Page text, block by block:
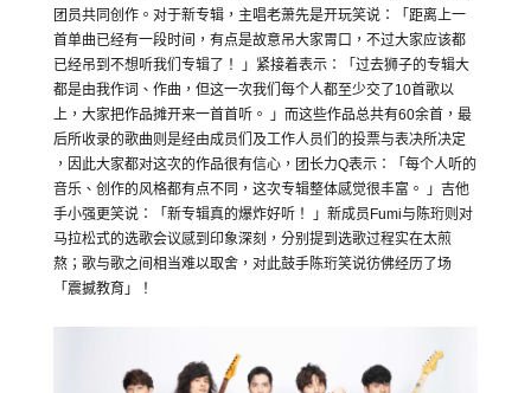
团员共同创作。对于新专辑， 主唱老萧先是开玩笑说：「距离上一
首单曲已经有一段时间， 有点是故意吊大家胃口， 不过大家应该都
已经吊到不想听我们专辑了！ 」紧接着表示：「过去狮子的专辑大
都是由我作词、作曲， 但这一次我们每个人都至少交了 10首歌以
上， 大家把作品摊开来一首首听。 」而这些作品总共有60余首， 最
后所收录的歌曲则是经由成员们及工作人员们的投票与表决所决定
，因此大家都对这次的作品很有信心，团长力Q表示：「 每个人听的
音乐、创作的风格都有点不同， 这次专辑整体感觉很丰富。 」吉他
手小强更笑说：「新专辑真的爆炸好听！ 」新成员 Fumi与陈珩则对
马拉松式的选歌会议感到印象深刻， 分别提到选歌过程实在太煎
熬；歌与歌之间相当难以取舍， 对此鼓手陈珩笑说彷佛经历了场
「震撼教育」！